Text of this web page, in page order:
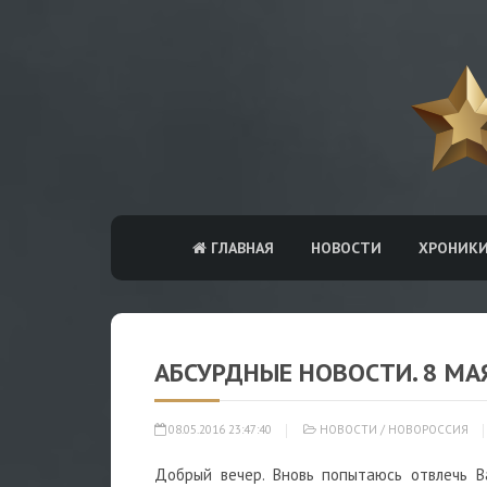
ГЛАВНАЯ НОВОСТИ
АБСУРДНЫЕ НОВОСТИ. 8
08.05.2016 23:47:40 НОВОСТИ / НОВОРОССИЯ
Добрый вечер. Вновь попытаюсь